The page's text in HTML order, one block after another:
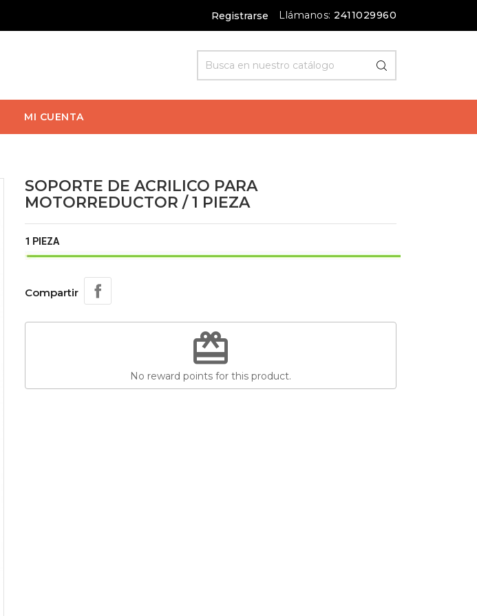
Registrarse Llámanos: 2411029960
MI CUENTA
SOPORTE DE ACRILICO PARA
MOTORREDUCTOR / 1 PIEZA
1 PIEZA
Compartir
redeem
No reward points for this product.